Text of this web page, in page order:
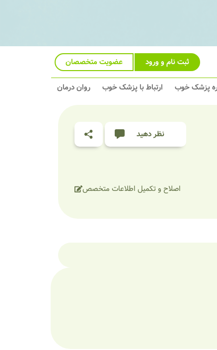
ثبت نام و ورود عضویت متخصصان
پزشک خوب ارتباط با پزشک خوب روان درمان
نظر دهید
اصلاح و تکمیل اطلاعات متخصص